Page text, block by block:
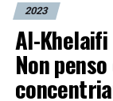
2023
Al-
Non